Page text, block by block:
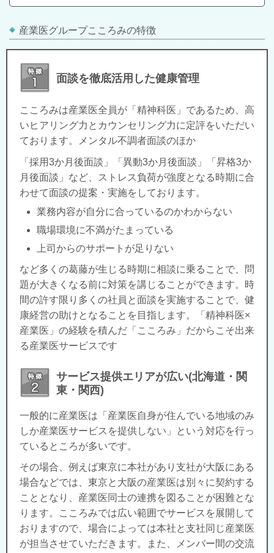
産業医グループこころみの特徴
面談を徹底活用した健康管理
こころみは産業医全員が「精神科医」であるため、高
いヒアリング力とカウンセリング力に定評をいただい
ております。メンタル不調者面談のほか
「採用3か月後面談」「異動3か月後面談」「昇格3か
月後面談」など、ストレス負荷が強度となる時期に合
わせて面談の提案・実施をしております。
業務内容が自分に合っているのかわからない
職場環境に不満がたまっている
上司からのサポートが足りない
など多くの葛藤が生じる時期に相談に乗ることで、問
題が大きくなる前に対策を講じることができます。時
間の許す限り多くの社員と面談を実施することで、健
康経営の助けとなることを目指します。「精神科医×
産業医」の経験を積んだ「こころみ」だからこそ出来
る産業医サービスです
サービス提供エリアが広い(北海道・関
東・関西)
一般的に産業医は「産業医自身が住んでいる地域のみ
しか産業医サービスを提供しない」という対応を行っ
ているところが多いです。
その場合、例えば東京に本社があり支社が大阪にある
場合などでは、東京と大阪の産業医は別々に契約する
こととなり、産業医同士の連携を図ることが困難とな
ります。こころみでは広い範囲でサービスを展開して
おりますので、 場合によっては本社と支社同じ産業医
が担当させていただきます。また、
メンバー間の交流